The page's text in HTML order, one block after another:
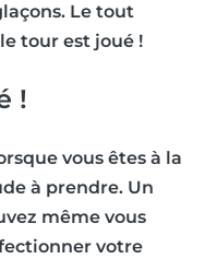
Le tout
tour est joué !
!
vous êtes à la
à prendre. Un
même vous
votre